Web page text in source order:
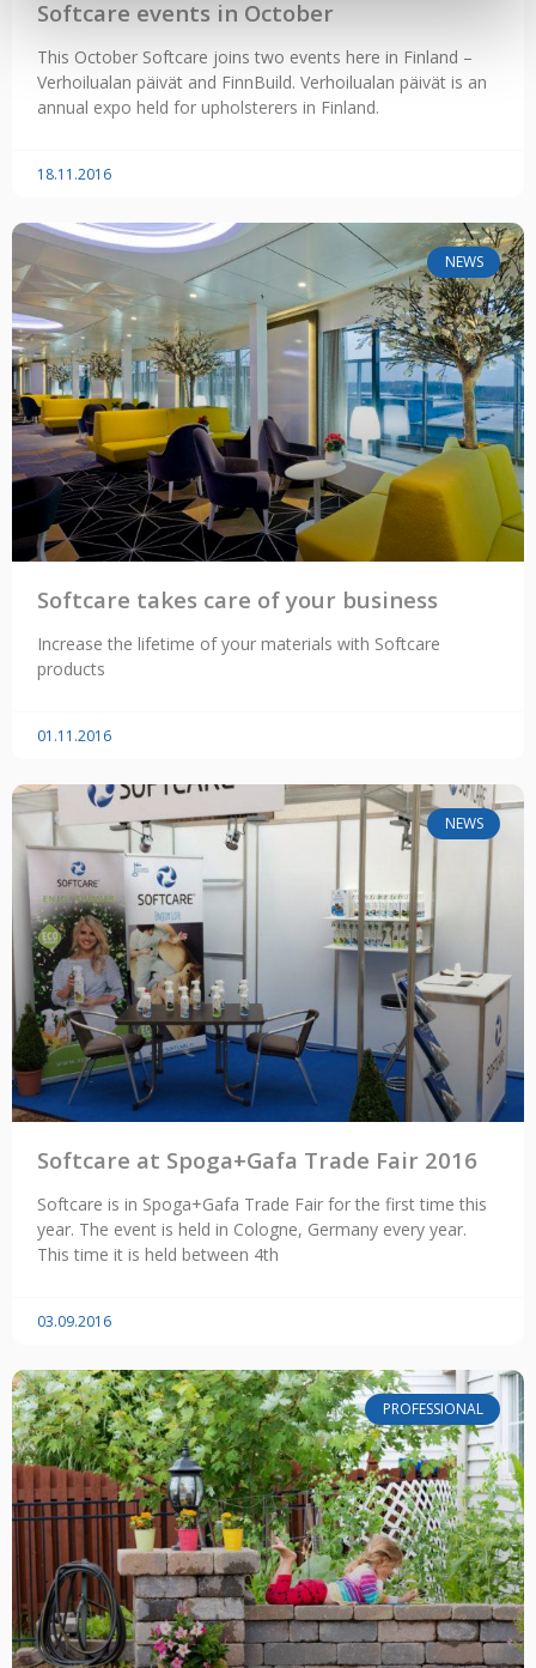
Softcare events in October
This October Softcare joins two events here in Finland –
Verhoilualan päivät and FinnBuild. Verhoilualan päivät is an
annual expo held for upholsterers in Finland.
18.11.2016
NEWS
Softcare takes care of your business
Increase the lifetime of your materials with Softcare
products
01.11.2016
NEWS
Softcare at Spoga+Gafa Trade Fair 2016
Softcare is in Spoga+Gafa Trade Fair for the first time this
year. The event is held in Cologne, Germany every year.
This time it is held between 4th
03.09.2016
PROFESSIONAL